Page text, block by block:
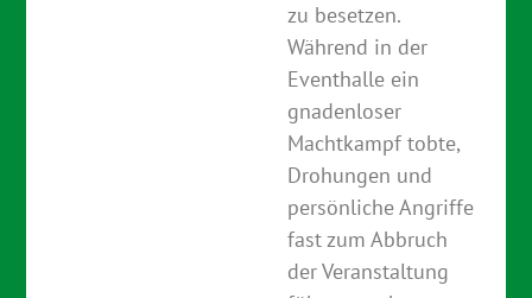
zu besetzen.
Während in der
Eventhalle ein
gnadenloser
Machtkampf tobte,
Drohungen und
persönliche Angriffe
fast zum Abbruch
der Veranstaltung